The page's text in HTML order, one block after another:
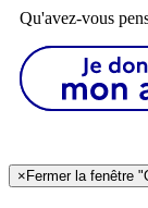
Qu'avez-vous
×Fermer la fenêtre